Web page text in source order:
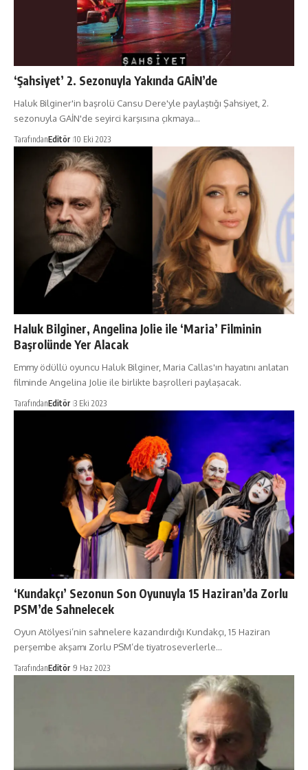
‘Şahsiyet’ 2. Sezonuyla Yakında GAİN’de
Haluk Bilginer'in başrolü Cansu Dere'yle paylaştığı Şahsiyet, 2.
sezonuyla GAİN'de seyirci karşısına çıkmaya…
TarafındanEditör 10 Eki 2023
Haluk Bilginer, Angelina Jolie ile ‘Maria’ Filminin
Başrolünde Yer Alacak
Emmy ödüllü oyuncu Haluk Bilginer, Maria Callas'ın hayatını anlatan
filminde Angelina Jolie ile birlikte başrolleri paylaşacak.
TarafındanEditör 3 Eki 2023
‘Kundakçı’ Sezonun Son Oyunuyla 15 Haziran’da Zorlu
PSM’de Sahnelecek
Oyun Atölyesi’nin sahnelere kazandırdığı Kundakçı, 15 Haziran
perşembe akşamı Zorlu PSM’de tiyatroseverlerle…
TarafındanEditör 9 Haz 2023